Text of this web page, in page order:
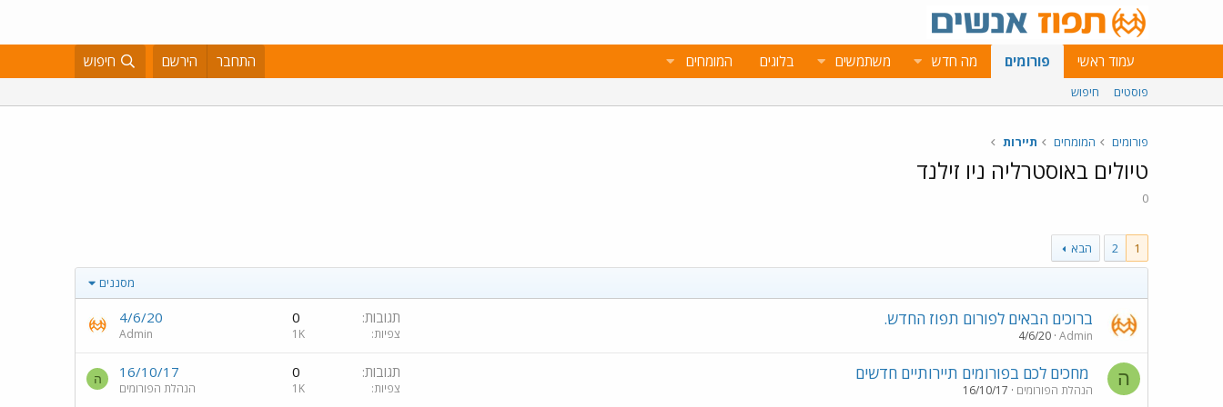
עמוד ראשי פורומים מה חדש משתמשים בלוגים המומחים התחבר הירשם חיפוש
פוסטים חיפוש
פורומים המומחים תיירות
טיולים באוסטרליה ניו זילנד
0
1
2 הבא
מסננים
ברוכים הבאים לפורום תפוז החדש.
Admin
4/6/20
תגובות 0
צפיות 1K
4/6/20
Admin
ה מחכים לכם בפורומים תיירותיים חדשים
הנהלת הפורומים 16/10/17
תגובות 0
צפיות 1K
16/10/17
הנהלת הפורומים
ה